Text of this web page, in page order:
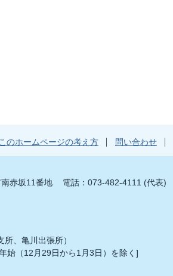
このホームページの考え方 問い合わせ
赤坂11番地 電話：073-482-4111 (代表)
、亀川出張所）
始（12月29日から1月3日）を除く]